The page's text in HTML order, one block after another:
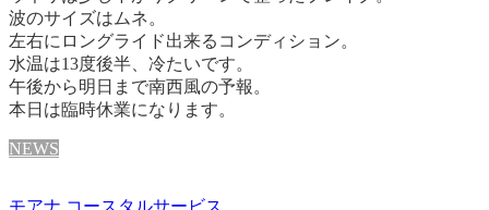
波のサイズはムネ。
左右にロングライド出来るコンディション。
水温は13度後半、冷たいです。
午後から明日まで南西風の予報。
本日は臨時休業になります。
NEWS
モアナ コースタルサービス